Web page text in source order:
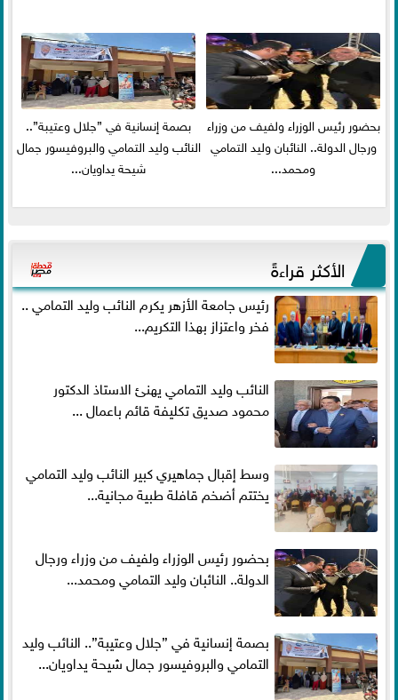
بحضور رئيس الوزراء ولفيف من وزراء
ورجال الدولة.. النائبان وليد التمامي
ومحمد...
بصمة إنسانية في ”جلال وعتيبة”..
النائب وليد التمامي والبروفيسور جمال
شيحة يداويان...
الأكثر قراءةً
رئيس جامعة الأزهر يكرم النائب وليد التمامي ..
فخر واعتزاز بهذا التكريم...
النائب وليد التمامي يهنئ الاستاذ الدكتور
محمود صديق تكليفة قائم باعمال ...
وسط إقبال جماهيري كبير النائب وليد التمامي
يختتم أضخم قافلة طبية مجانية...
بحضور رئيس الوزراء ولفيف من وزراء ورجال
الدولة.. النائبان وليد التمامي ومحمد...
بصمة إنسانية في ”جلال وعتيبة”.. النائب وليد
التمامي والبروفيسور جمال شيحة يداويان...